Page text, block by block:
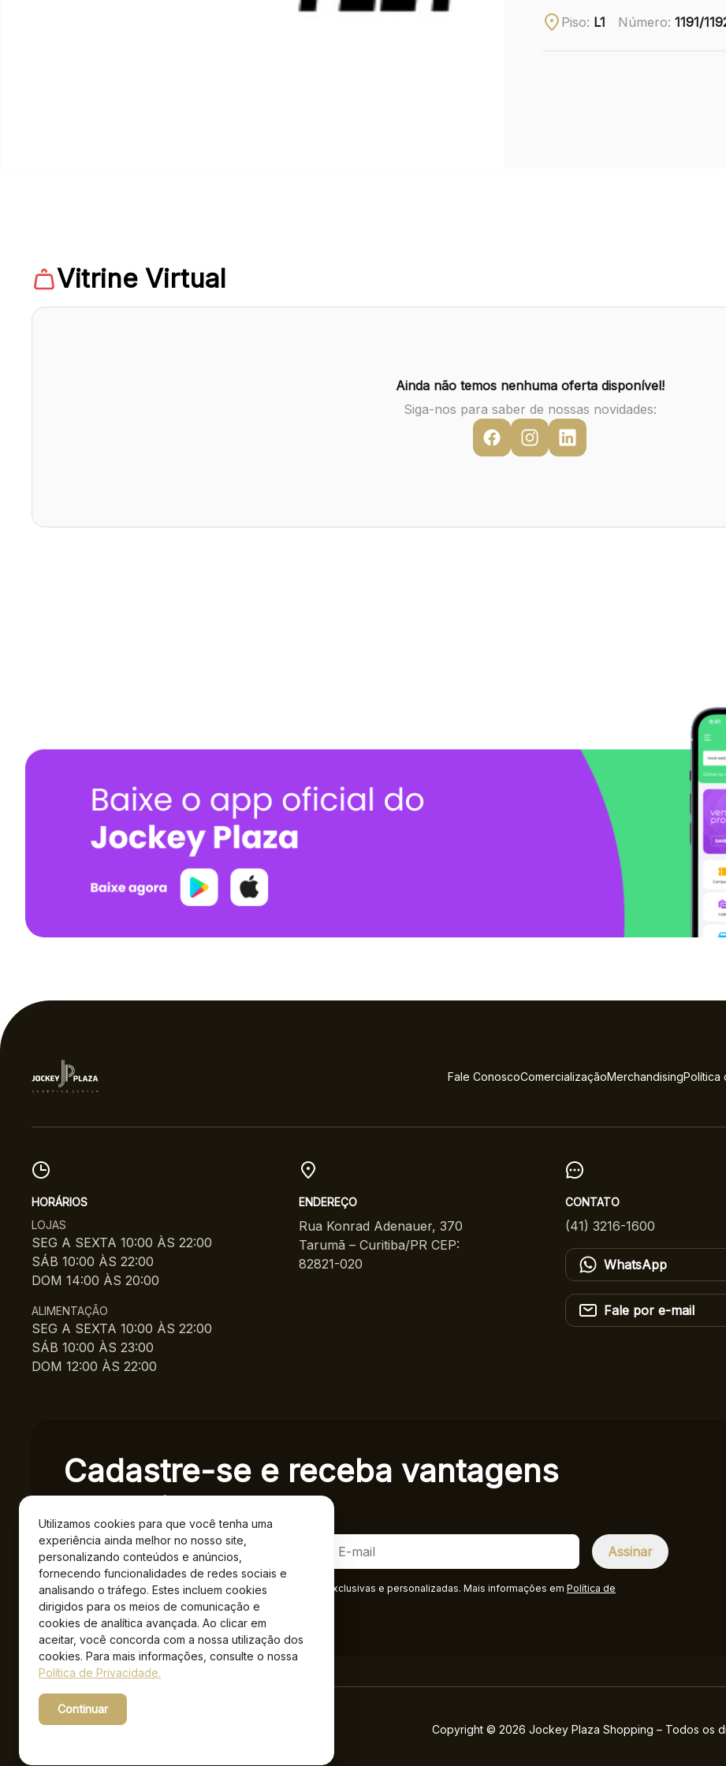
Utilizamos cookies para que você tenha uma
experiência ainda melhor no nosso site,
personalizando conteúdos e anúncios,
fornecendo funcionalidades de redes sociais e
analisando o tráfego. Estes incluem cookies
dirigidos para os meios de comunicação e
cookies de analítica avançada. Ao clicar em
aceitar, você concorda com a nossa utilização dos
cookies. Para mais informações, consulte o nossa
Política de Privacidade.
Continuar
Piso: L1 Número: 1191/
Vitrine Virtual
Ainda não temos nenhuma oferta disponível!
Siga-nos para saber de nossas novidades:
Fale ConoscoComercializaçãoMerchandisingPolítica
HORÁRIOS
LOJAS
SEG A SEXTA 10:00 ÀS 22:00
SÁB 10:00 ÀS 22:00
DOM 14:00 ÀS 20:00
ALIMENTAÇÃO
SEG A SEXTA 10:00 ÀS 22:00
SÁB 10:00 ÀS 23:00
DOM 12:00 ÀS 22:00
ENDEREÇO
Rua Konrad Adenauer, 370
Tarumã – Curitiba/PR CEP:
82821-020
CONTATO
(41) 3216-1600
WhatsApp
Fale por e-mail
Cadastre-se e receba vantagens
exclusivas.
Ao se cadastrar você confirma em receber informações exclusivas e personalizadas. Mais informações em Política de
Privacidade.*
Copyright © 2026 Jockey Plaza Shopping – Todos os